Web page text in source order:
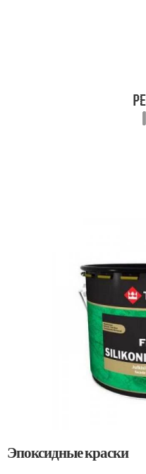
Эпоксидные краски